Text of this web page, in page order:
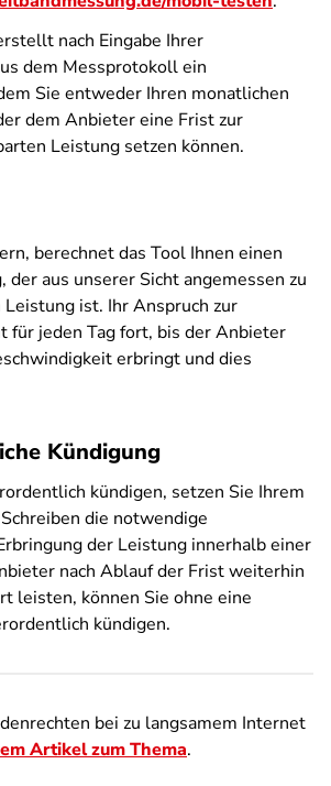
nach Eingabe Ihrer
dem Messprotokoll ein
Sie entweder Ihren monatlichen
dem Anbieter eine Frist zur
Leistung setzen können.
berechnet das Tool Ihnen einen
der aus unserer Sicht angemessen zu
ist. Ihr Anspruch zur
für jeden Tag fort, bis der Anbieter
erbringt und dies
Kündigung
kündigen, setzen Sie Ihrem
die notwendige
der Leistung innerhalb einer
nach Ablauf der Frist weiterhin
leisten, können Sie ohne eine
kündigen.
bei zu langsamem Internet
Artikel zum Thema.